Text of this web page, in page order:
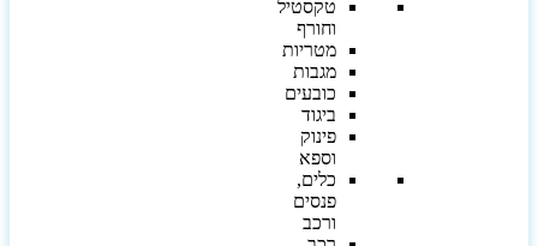
טקסטיל
וחורף
מטריות
מגבות
כובעים
ביגוד
פינוק
וספא
כלים,
פנסים
ורכב